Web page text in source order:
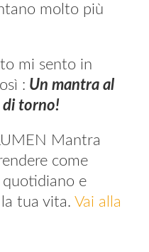
molto più
mi sento in
: Un mantra al
di torno!
Mantra
come
e
tua vita. Vai alla